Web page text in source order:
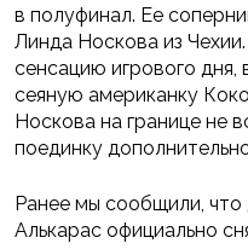
в полуфинал. Ее
Линда Носкова из
сенсацию игрового дня,
сеяную американку
Носкова на границе не
поединку
Ранее мы сообщили,
Алькарас официально